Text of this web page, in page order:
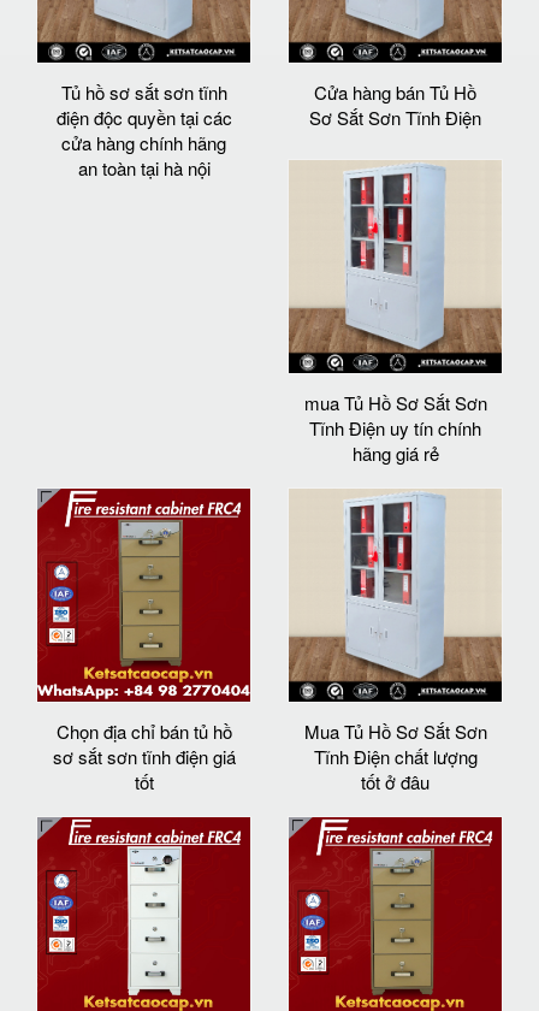
Tủ hồ sơ sắt sơn tĩnh
điện độc quyền tại các
cửa hàng chính hãng
an toàn tại hà nội
Cửa hàng bán Tủ Hồ
Sơ Sắt Sơn Tĩnh Điện
mua Tủ Hồ Sơ Sắt Sơn
Tĩnh Điện uy tín chính
hãng giá rẻ
Chọn địa chỉ bán tủ hồ
sơ sắt sơn tĩnh điện giá
tốt
Mua Tủ Hồ Sơ Sắt Sơn
Tĩnh Điện chất lượng
tốt ở đâu